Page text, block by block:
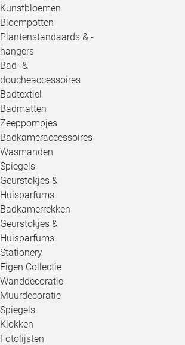
Kunstbloemen
Bloempotten
Plantenstandaards & -
hangers
Bad- &
doucheaccessoires
Badtextiel
Badmatten
Zeeppompjes
Badkameraccessoires
Wasmanden
Spiegels
Geurstokjes &
Huisparfums
Badkamerrekken
Geurstokjes &
Huisparfums
Stationery
Eigen Collectie
Wanddecoratie
Muurdecoratie
Spiegels
Klokken
Fotolijsten